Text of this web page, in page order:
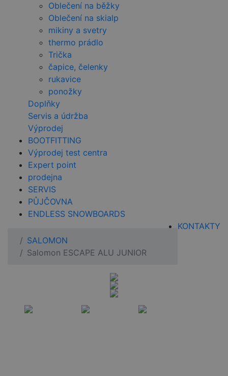
Oblečení na běžky
Oblečení na skialp
mikiny a svetry
thermo prádlo
Trička
čapice, čelenky
rukavice
ponožky
Doplňky
Servis a údržba
Výprodej
BOOTFITTING
Výprodej test centra
Expert point
prodejna
SERVIS
PŮJČOVNA
ENDLESS SNOWBOARDS
KONTAKTY
SALOMON
Salomon ESCAPE ALU JUNIOR